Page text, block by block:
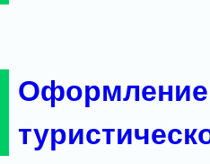
Оформление